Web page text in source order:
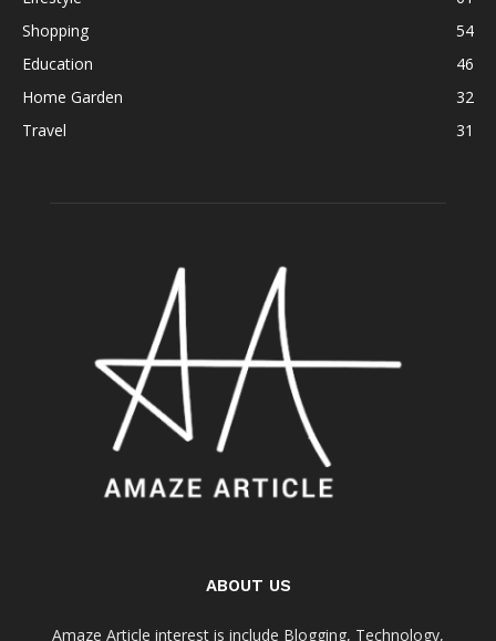
Shopping
54
Education
46
Home Garden
32
Travel
31
ABOUT US
Amaze Article interest is include Blogging, Technology,